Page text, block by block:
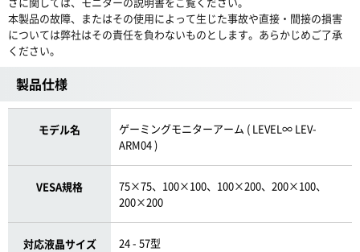
本製品の故障、またはその使用によって生じた事故や直接・間接の損害
については弊社はその責任を負わないものとします。あらかじめご了承
ください。
製品仕様
モデル名
ゲーミングモニターアーム ( LEVEL∞ LEV-
ARM04 )
VESA規格
75×75、100×100、100×200、200×100、
200×200
対応液晶サイズ 24 - 57型